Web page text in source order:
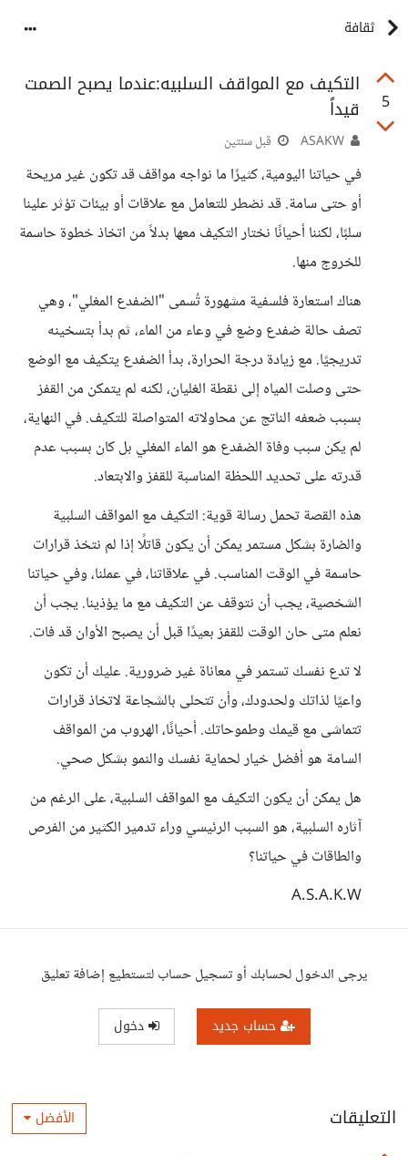
ثقافة
5
التكيف مع المواقف السلبيه:عندما يصبح الصمت
قيداً
قبل سنتين
في حياتنا اليومية، كثيرًا ما نواجه مواقف قد تكون غير مريحة
أو حتى سامة. قد نضطر للتعامل مع علاقات أو بيئات تؤثر علينا
سلبًا، لكننا أحيانًا نختار التكيف معها بدلاً من اتخاذ خطوة حاسمة
للخروج منها.
هناك استعارة فلسفية مشهورة تُسمى "الضفدع المغلي"، وهي
تصف حالة ضفدع وضع في وعاء من الماء، ثم بدأ بتسخينه
تدريجيًا. مع زيادة درجة الحرارة، بدأ الضفدع يتكيف مع الوضع
حتى وصلت المياه إلى نقطة الغليان، لكنه لم يتمكن من القفز
بسبب ضعفه الناتج عن محاولاته المتواصلة للتكيف. في النهاية،
لم يكن سبب وفاة الضفدع هو الماء المغلي بل كان بسبب عدم
قدرته على تحديد اللحظة المناسبة للقفز والابتعاد.
هذه القصة تحمل رسالة قوية: التكيف مع المواقف السلبية
والضارة بشكل مستمر يمكن أن يكون قاتلًا إذا لم نتخذ قرارات
حاسمة في الوقت المناسب. في علاقاتنا، في عملنا، وفي حياتنا
الشخصية، يجب أن نتوقف عن التكيف مع ما يؤذينا. يجب أن
نعلم متى حان الوقت للقفز بعيدًا قبل أن يصبح الأوان قد فات.
لا تدع نفسك تستمر في معاناة غير ضرورية. عليك أن تكون
واعيًا لذاتك ولحدودك، وأن تتحلى بالشجاعة لاتخاذ قرارات
تتماشى مع قيمك وطموحاتك. أحيانًا، الهروب من المواقف
السامة هو أفضل خيار لحماية نفسك والنمو بشكل صحي.
هل يمكن أن يكون التكيف مع المواقف السلبية، على الرغم من
آثاره السلبية، هو السبب الرئيسي وراء تدمير الكثير من الفرص
والطاقات في حياتنا؟
A.S.A.K.W
يرجى الدخول لحسابك أو تسجيل حساب لتستطيع إضافة تعليق
حساب جديد دخول
التعليقات الأفضل